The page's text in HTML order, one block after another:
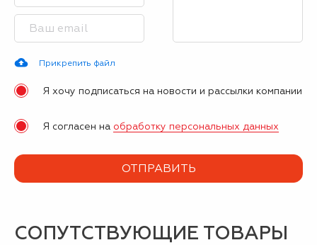
Прикрепить файл
Я хочу подписаться на новости и рассылки компании
Я согласен на обработку персональных данных
СОПУТСТВУЮЩИЕ ТОВАРЫ